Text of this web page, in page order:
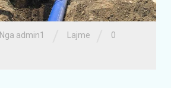
Nga admin1 Lajme 0